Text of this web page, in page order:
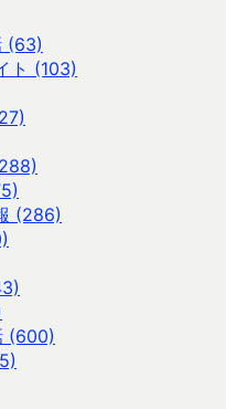
(63)
ト (103)
(286)
(600)